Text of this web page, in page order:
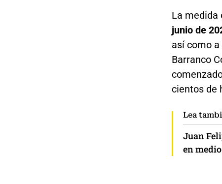
La medida
junio de
así como
Barranco
cientos de
Lea
Juan
en